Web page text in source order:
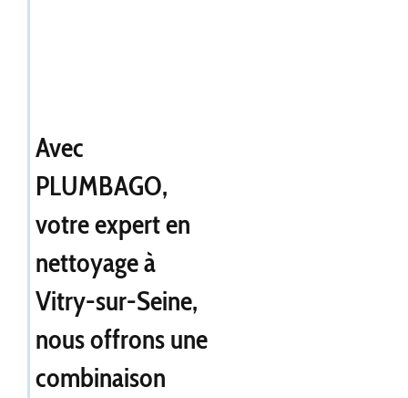
Avec
PLUMBAGO,
votre expert en
nettoyage à
Vitry-sur-Seine,
nous offrons une
combinaison